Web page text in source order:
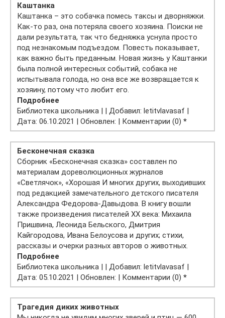
Каштанка
Каштанка – это собачка помесь таксы и дворняжки.
Как-то раз, она потеряла своего хозяина. Поиски не
дали результата, так что бедняжка уснула просто
под незнакомым подъездом. Повесть показывает,
как важно быть преданным. Новая жизнь у Каштанки
была полной интересных событий, собака не
испытывала голода, но она все же возвращается к
хозяину, потому что любит его.
Подробнее
Библиотека школьника | | Добавил: letitvlavasaf |
Дата: 06.10.2021 | Обновлен: | Комментарии (0) *
Бесконечная сказка
Сборник «Бесконечная сказка» составлен по
материалам дореволюционных журналов
«Светлячок», «Хорошая И многих других, выходивших
под редакцией замечательного детского писателя
Александра Федорова-Давыдова. В книгу вошли
также произведения писателей ХХ века: Михаила
Пришвина, Леонида Бельского, Дмитрия
Кайгородова, Ивана Белоусова и других; стихи,
рассказы и очерки разных авторов о животных.
Подробнее
Библиотека школьника | | Добавил: letitvlavasaf |
Дата: 05.10.2021 | Обновлен: | Комментарии (0) *
Трагедия диких животных